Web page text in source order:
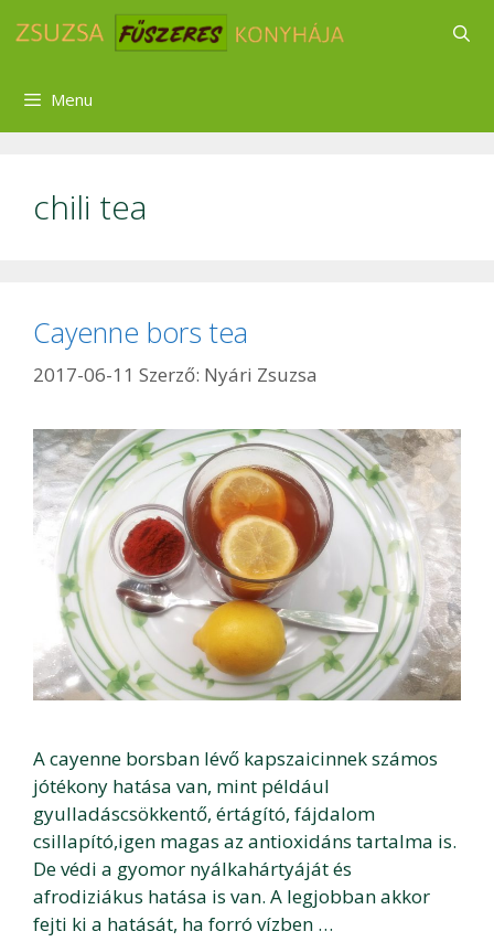
Menu
chili tea
Cayenne bors tea
2017-06-11 Szerző: Nyári Zsuzsa
A cayenne borsban lévő kapszaicinnek számos
jótékony hatása van, mint például
gyulladáscsökkentő, értágító, fájdalom
csillapító,igen magas az antioxidáns tartalma is.
De védi a gyomor nyálkahártyáját és
afrodiziákus hatása is van. A legjobban akkor
fejti ki a hatását, ha forró vízben …